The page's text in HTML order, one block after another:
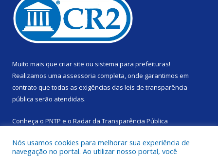
Muito mais que criar site ou sistema para prefeituras!
Realizamos uma assessoria completa, onde garantimos em
contrato que todas as exigências das leis de transparência
pública serão atendidas.
Conheça o PNTP e o Radar da Transparência Pública
Nós usamos cookies para melhorar sua experiência de
navegação no portal. Ao utilizar nosso portal, você